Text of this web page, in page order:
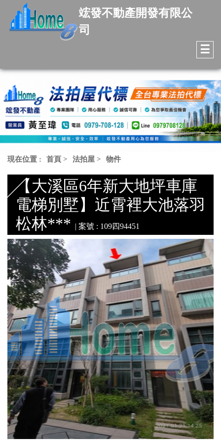
竤發不動產開發有限公
司
☰
現在位置 : 首頁 > 法拍屋 > 物件
【大溪區6年新大地坪車庫
電梯別墅】近霄裡大池落羽
松林*** | 案號 : 109四94451